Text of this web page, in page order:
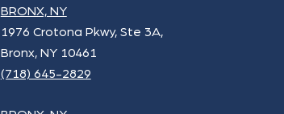
BRONX, NY
1976 Crotona Pkwy, Ste 3A,
Bronx, NY 10461
(718) 645-2829